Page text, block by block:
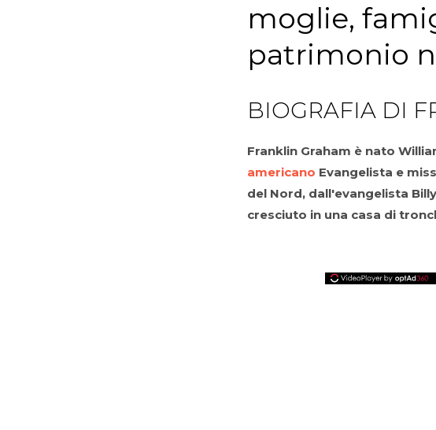
moglie,
patrimonio
BIOGRAFIA DI
Franklin Graham è nato
americano Evangelista e
del Nord, dall'evangelista
cresciuto in una casa di